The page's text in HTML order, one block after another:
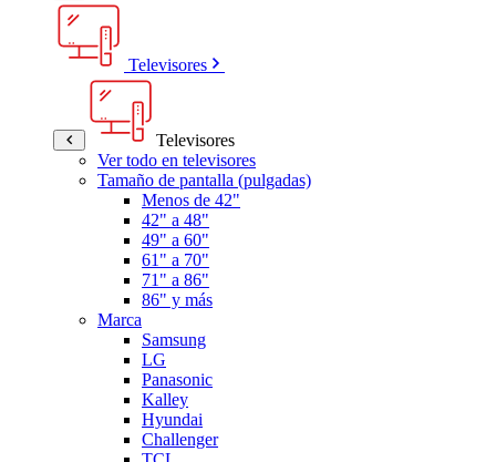
Televisores
Televisores
Ver todo en televisores
Tamaño de pantalla (pulgadas)
Menos de 42"
42" a 48"
49" a 60"
61" a 70"
71" a 86"
86" y más
Marca
Samsung
LG
Panasonic
Kalley
Hyundai
Challenger